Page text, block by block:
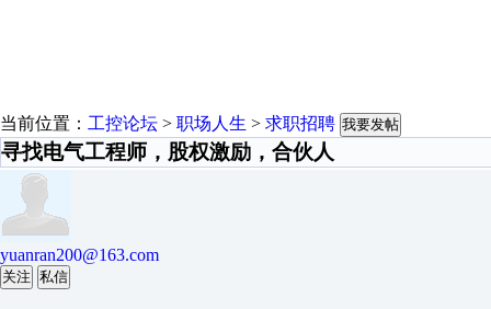
当前位置： 工控论坛 > 职场人生 > 求职招聘 我要发帖
寻找电气工程师，股权激励，合伙人
yuanran200@163.com
关注 私信